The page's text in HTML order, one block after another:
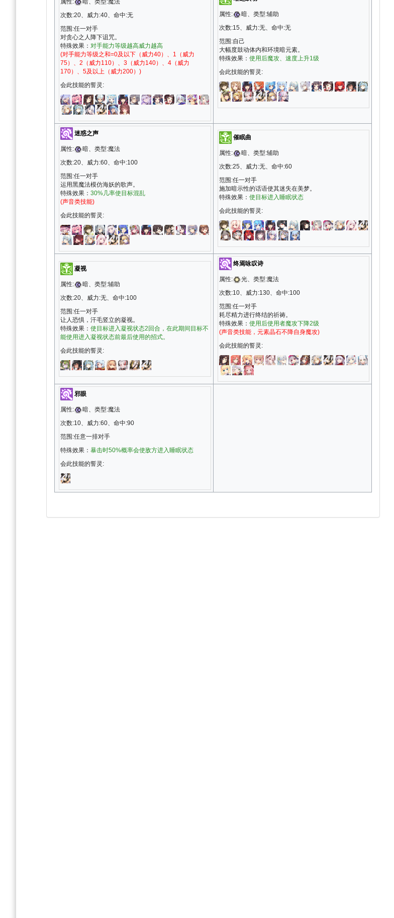
属性:
暗、类型:魔法
次数:20、威力:40、命中:无
范围:任一对手
对贪心之人降下诅咒。
特殊效果： 对手能力等级越高威力越高
(对手能力等级之和=0及以下（威力40）、1（威力
75）、2（威力110）、3（威力140）、4（威力
170）、5及以上（威力200）)
会此技能的誓灵:
属性:
暗、类型:辅助
次数:15、威力:无、命中:无
范围:自己
大幅度鼓动体内和环境暗元素。
特殊效果： 使用后魔攻、速度上升1级
会此技能的誓灵:
迷惑之声
属性:
暗、类型:魔法
次数:20、威力:60、命中:100
范围:任一对手
运用黑魔法模仿海妖的歌声。
特殊效果： 30%几率使目标混乱
(声音类技能)
会此技能的誓灵:
催眠曲
属性:
暗、类型:辅助
次数:25、威力:无、命中:60
范围:任一对手
施加暗示性的话语使其迷失在美梦。
特殊效果： 使目标进入睡眠状态
会此技能的誓灵:
凝视
属性:
暗、类型:辅助
次数:20、威力:无、命中:100
范围:任一对手
让人恐惧，汗毛竖立的凝视。
特殊效果： 使目标进入凝视状态2回合，在此期间目标不
能使用进入凝视状态前最后使用的招式。
会此技能的誓灵:
终焉咏叹诗
属性:
光、类型:魔法
次数:10、威力:130、命中:100
范围:任一对手
耗尽精力进行终结的祈祷。
特殊效果： 使用后使用者魔攻下降2级
(声音类技能，元素晶石不降自身魔攻)
会此技能的誓灵:
邪眼
属性:
暗、类型:魔法
次数:10、威力:60、命中:90
范围:任意一排对手
特殊效果： 暴击时50%概率会使敌方进入睡眠状态
会此技能的誓灵: